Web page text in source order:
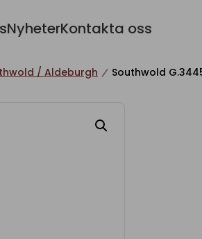
NyheterKontakta oss
/ Aldeburgh Southwold